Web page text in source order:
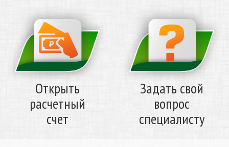
Открыть
расчетный
счет
Задать свой
вопрос
специалисту